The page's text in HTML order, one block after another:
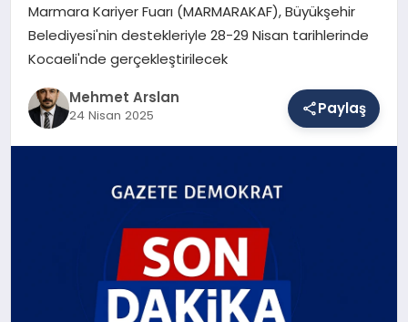
MAGAZIN
SAĞLIK
Marmara Kariyer Fuarı (MARMARAKAF), Büyükşehir
Belediyesi'nin destekleriyle 28-29 Nisan tarihlerinde
Kocaeli'nde gerçekleştirilecek
Mehmet Arslan
24 Nisan 2025 Paylaş